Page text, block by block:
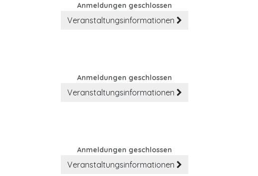
Anmeldungen geschlossen
Veranstaltungsinformationen
Anmeldungen geschlossen
Veranstaltungsinformationen
Anmeldungen geschlossen
Veranstaltungsinformationen